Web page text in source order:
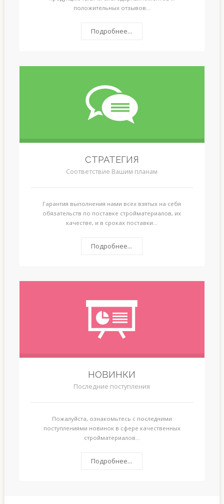
положительных отзывов...
Подробнее...
СТРАТЕГИЯ
Соответствие Вашим планам
Гарантия выполнения нами всех взятых на себя
обязательств по поставке стройматериалов, их
качестве, и в сроках поставки...
Подробнее...
НОВИНКИ
Последние поступления
Пожалуйста, ознакомьтесь с последними
поступлениями новинок в сфере качественных
стройматериалов...
Подробнее...